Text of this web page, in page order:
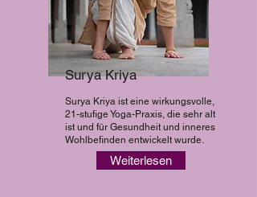
Surya Kriya
Surya Kriya ist eine wirkungsvolle,
21-stufige Yoga-Praxis, die sehr alt
ist und für Gesundheit und inneres
Wohlbefinden entwickelt wurde.
Weiterlesen